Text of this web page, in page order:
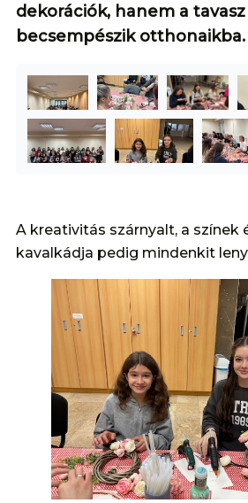
dekorációk, hanem a
becsempészik otthonaikba.
A kreativitás szárnyalt, a színek
kavalkádja pedig mindenkit